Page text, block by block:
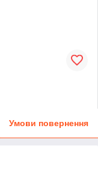
Умови повернення